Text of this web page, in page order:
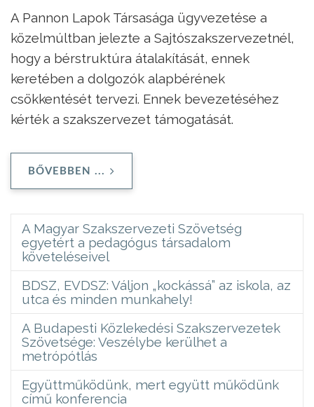
A Pannon Lapok Társasága ügyvezetése a
közelmúltban jelezte a Sajtószakszervezetnél,
hogy a bérstruktúra átalakítását, ennek
keretében a dolgozók alapbérének
csökkentését tervezi. Ennek bevezetéséhez
kérték a szakszervezet támogatását.
BŐVEBBEN ...
A Magyar Szakszervezeti Szövetség
egyetért a pedagógus társadalom
követeléseivel
BDSZ, EVDSZ: Váljon „kockássá” az iskola, az
utca és minden munkahely!
A Budapesti Közlekedési Szakszervezetek
Szövetsége: Veszélybe kerülhet a
metrópótlás
Együttműködünk, mert együtt működünk
című konferencia